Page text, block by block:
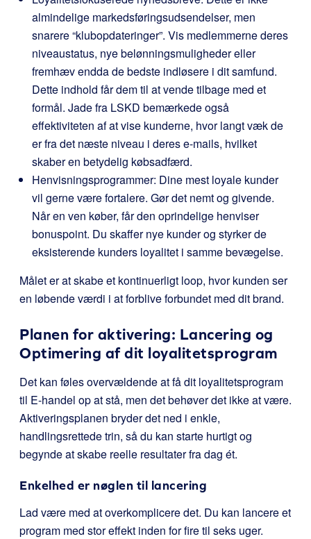
almindelige markedsføringsudsendelser, men
snarere “klubopdateringer”. Vis medlemmerne deres
niveaustatus, nye belønningsmuligheder eller
fremhæv endda de bedste indløsere i dit samfund.
Dette indhold får dem til at vende tilbage med et
formål. Jade fra LSKD bemærkede også
effektiviteten af at vise kunderne, hvor langt væk de
er fra det næste niveau i deres e-mails, hvilket
skaber en betydelig købsadfærd.
Henvisningsprogrammer: Dine mest loyale kunder
vil gerne være fortalere. Gør det nemt og givende.
Når en ven køber, får den oprindelige henviser
bonuspoint. Du skaffer nye kunder og styrker de
eksisterende kunders loyalitet i samme bevægelse.
Målet er at skabe et kontinuerligt loop, hvor kunden ser
en løbende værdi i at forblive forbundet med dit brand.
Planen for aktivering: Lancering og
Optimering af dit loyalitetsprogram
Det kan føles overvældende at få dit loyalitetsprogram
til E-handel op at stå, men det behøver det ikke at være.
Aktiveringsplanen bryder det ned i enkle,
handlingsrettede trin, så du kan starte hurtigt og
begynde at skabe reelle resultater fra dag ét.
Enkelhed er nøglen til lancering
Lad være med at overkomplicere det. Du kan lancere et
program med stor effekt inden for fire til seks uger.